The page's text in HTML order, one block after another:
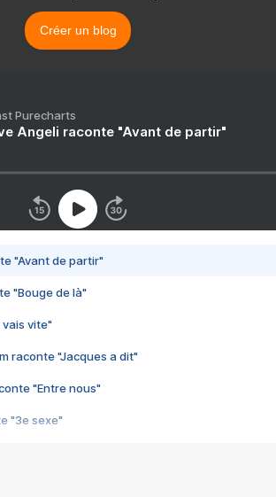
Créer un blog
Purecharts
Angeli raconte "Avant de partir"
"Avant de partir"
"Bouge de là"
vais vite"
raconte "Jacques a dit"
"Entre nous"
"3e sexe"